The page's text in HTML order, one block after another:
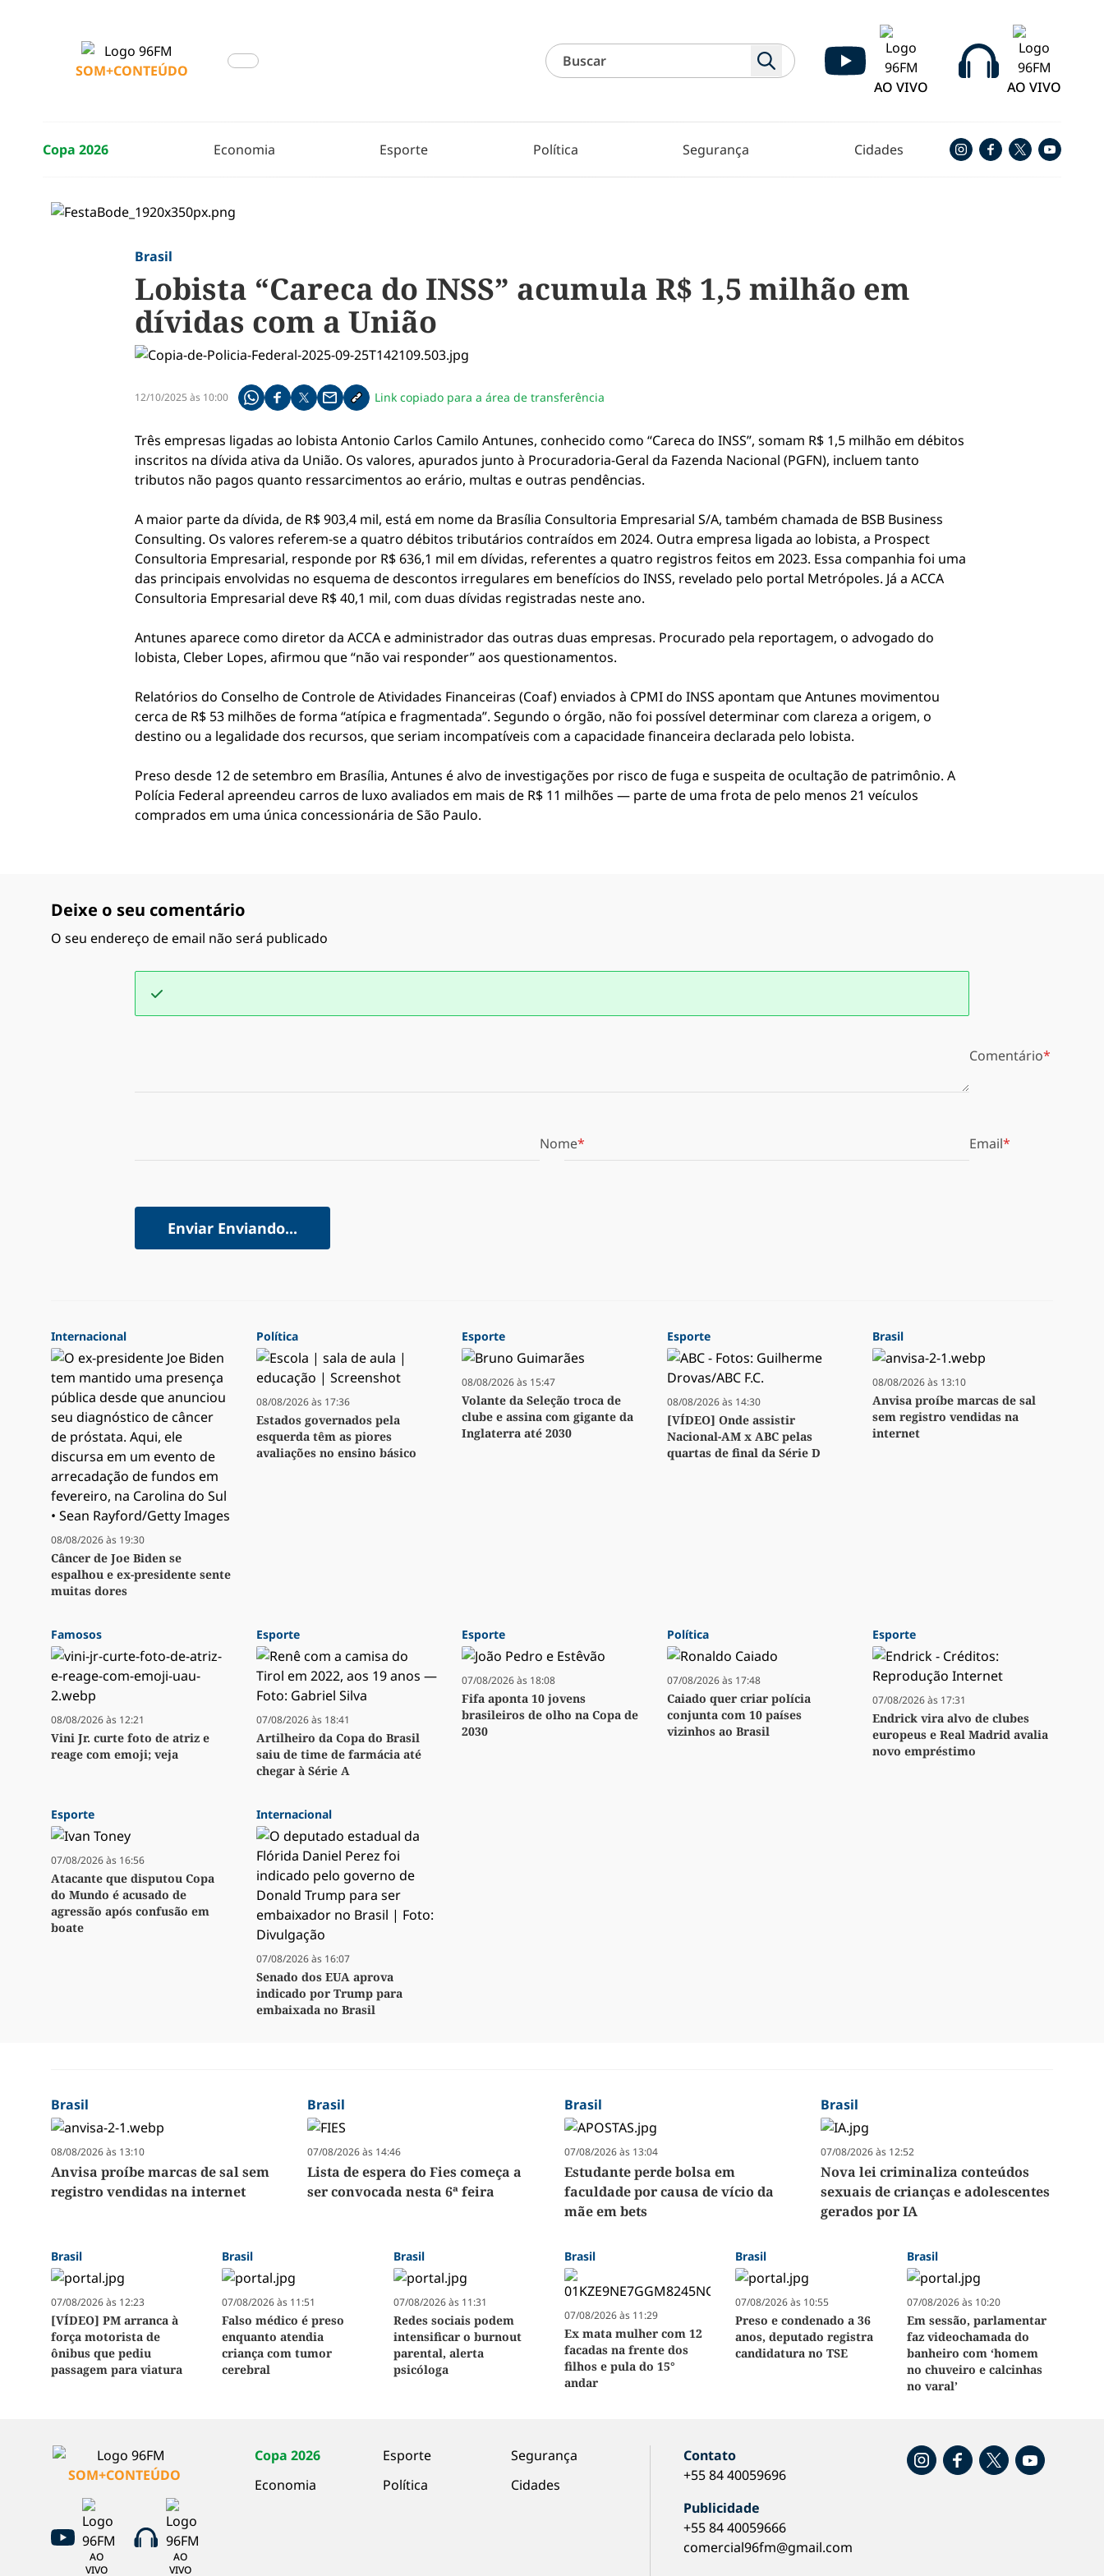
SOM+CONTEÚDO
AO VIVO
AO VIVO
Copa 2026 Economia Esporte Política Segurança Cidades
Brasil
Lobista “Careca do INSS” acumula R$ 1,5 milhão em
dívidas com a União
12/10/2025 às 10:00 Compartilhe pelo whatsapp
Compartilhar no facebook
Compartilhar no twitter
Compartilhe pelo email
Copiar link da notícia
Link copiado para a área de transferência
Três empresas ligadas ao lobista Antonio Carlos Camilo Antunes, conhecido como “Careca do INSS”, somam R$ 1,5 milhão em débitos
inscritos na dívida ativa da União. Os valores, apurados junto à Procuradoria-Geral da Fazenda Nacional (PGFN), incluem tanto
tributos não pagos quanto ressarcimentos ao erário, multas e outras pendências.
A maior parte da dívida, de R$ 903,4 mil, está em nome da Brasília Consultoria Empresarial S/A, também chamada de BSB Business
Consulting. Os valores referem-se a quatro débitos tributários contraídos em 2024. Outra empresa ligada ao lobista, a Prospect
Consultoria Empresarial, responde por R$ 636,1 mil em dívidas, referentes a quatro registros feitos em 2023. Essa companhia foi uma
das principais envolvidas no esquema de descontos irregulares em benefícios do INSS, revelado pelo portal Metrópoles. Já a ACCA
Consultoria Empresarial deve R$ 40,1 mil, com duas dívidas registradas neste ano.
Antunes aparece como diretor da ACCA e administrador das outras duas empresas. Procurado pela reportagem, o advogado do
lobista, Cleber Lopes, afirmou que “não vai responder” aos questionamentos.
Relatórios do Conselho de Controle de Atividades Financeiras (Coaf) enviados à CPMI do INSS apontam que Antunes movimentou
cerca de R$ 53 milhões de forma “atípica e fragmentada”. Segundo o órgão, não foi possível determinar com clareza a origem, o
destino ou a legalidade dos recursos, que seriam incompatíveis com a capacidade financeira declarada pelo lobista.
Preso desde 12 de setembro em Brasília, Antunes é alvo de investigações por risco de fuga e suspeita de ocultação de patrimônio. A
Polícia Federal apreendeu carros de luxo avaliados em mais de R$ 11 milhões — parte de uma frota de pelo menos 21 veículos
comprados em uma única concessionária de São Paulo.
Deixe o seu comentário
O seu endereço de email não será publicado
Comentário
Nome Email
Enviar Enviando...
Internacional
08/08/2026 às 19:30
Câncer de Joe Biden se
espalhou e ex-presidente sente
muitas dores
Política
08/08/2026 às 17:36
Estados governados pela
esquerda têm as piores
avaliações no ensino básico
Esporte
08/08/2026 às 15:47
Volante da Seleção troca de
clube e assina com gigante da
Inglaterra até 2030
Esporte
08/08/2026 às 14:30
[VÍDEO] Onde assistir
Nacional-AM x ABC pelas
quartas de final da Série D
Brasil
08/08/2026 às 13:10
Anvisa proíbe marcas de sal
sem registro vendidas na
internet
Famosos
08/08/2026 às 12:21
Vini Jr. curte foto de atriz e
reage com emoji; veja
Esporte
07/08/2026 às 18:41
Artilheiro da Copa do Brasil
saiu de time de farmácia até
chegar à Série A
Esporte
07/08/2026 às 18:08
Fifa aponta 10 jovens
brasileiros de olho na Copa de
2030
Política
07/08/2026 às 17:48
Caiado quer criar polícia
conjunta com 10 países
vizinhos ao Brasil
Esporte
07/08/2026 às 17:31
Endrick vira alvo de clubes
europeus e Real Madrid avalia
novo empréstimo
Esporte
07/08/2026 às 16:56
Atacante que disputou Copa
do Mundo é acusado de
agressão após confusão em
boate
Internacional
07/08/2026 às 16:07
Senado dos EUA aprova
indicado por Trump para
embaixada no Brasil
Brasil
08/08/2026 às 13:10
Anvisa proíbe marcas de sal sem
registro vendidas na internet
Brasil
07/08/2026 às 14:46
Lista de espera do Fies começa a
ser convocada nesta 6ª feira
Brasil
07/08/2026 às 13:04
Estudante perde bolsa em
faculdade por causa de vício da
mãe em bets
Brasil
07/08/2026 às 12:52
Nova lei criminaliza conteúdos
sexuais de crianças e adolescentes
gerados por IA
Brasil
07/08/2026 às 12:23
[VÍDEO] PM arranca à
força motorista de
ônibus que pediu
passagem para viatura
Brasil
07/08/2026 às 11:51
Falso médico é preso
enquanto atendia
criança com tumor
cerebral
Brasil
07/08/2026 às 11:31
Redes sociais podem
intensificar o burnout
parental, alerta
psicóloga
Brasil
07/08/2026 às 11:29
Ex mata mulher com 12
facadas na frente dos
filhos e pula do 15°
andar
Brasil
07/08/2026 às 10:55
Preso e condenado a 36
anos, deputado registra
candidatura no TSE
Brasil
07/08/2026 às 10:20
Em sessão, parlamentar
faz videochamada do
banheiro com ‘homem
no chuveiro e calcinhas
no varal’
SOM+CONTEÚDO
AO
VIVO
AO
VIVO
Copa 2026
Economia
Esporte
Política
Segurança
Cidades
Contato
+55 84 40059696
Publicidade
+55 84 40059666
comercial96fm@gmail.com